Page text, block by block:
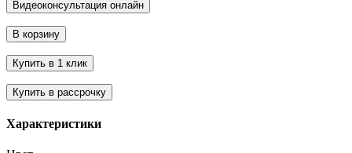
Характеристики